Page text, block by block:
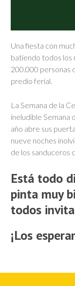
Una fiesta con
batiendo todos los
200.000 personas
predio ferial.
La Semana de la
ineludible Semana
año abre sus
nueve noches
de los sanduceros
Está todo
pinta muy
todos
¡Los